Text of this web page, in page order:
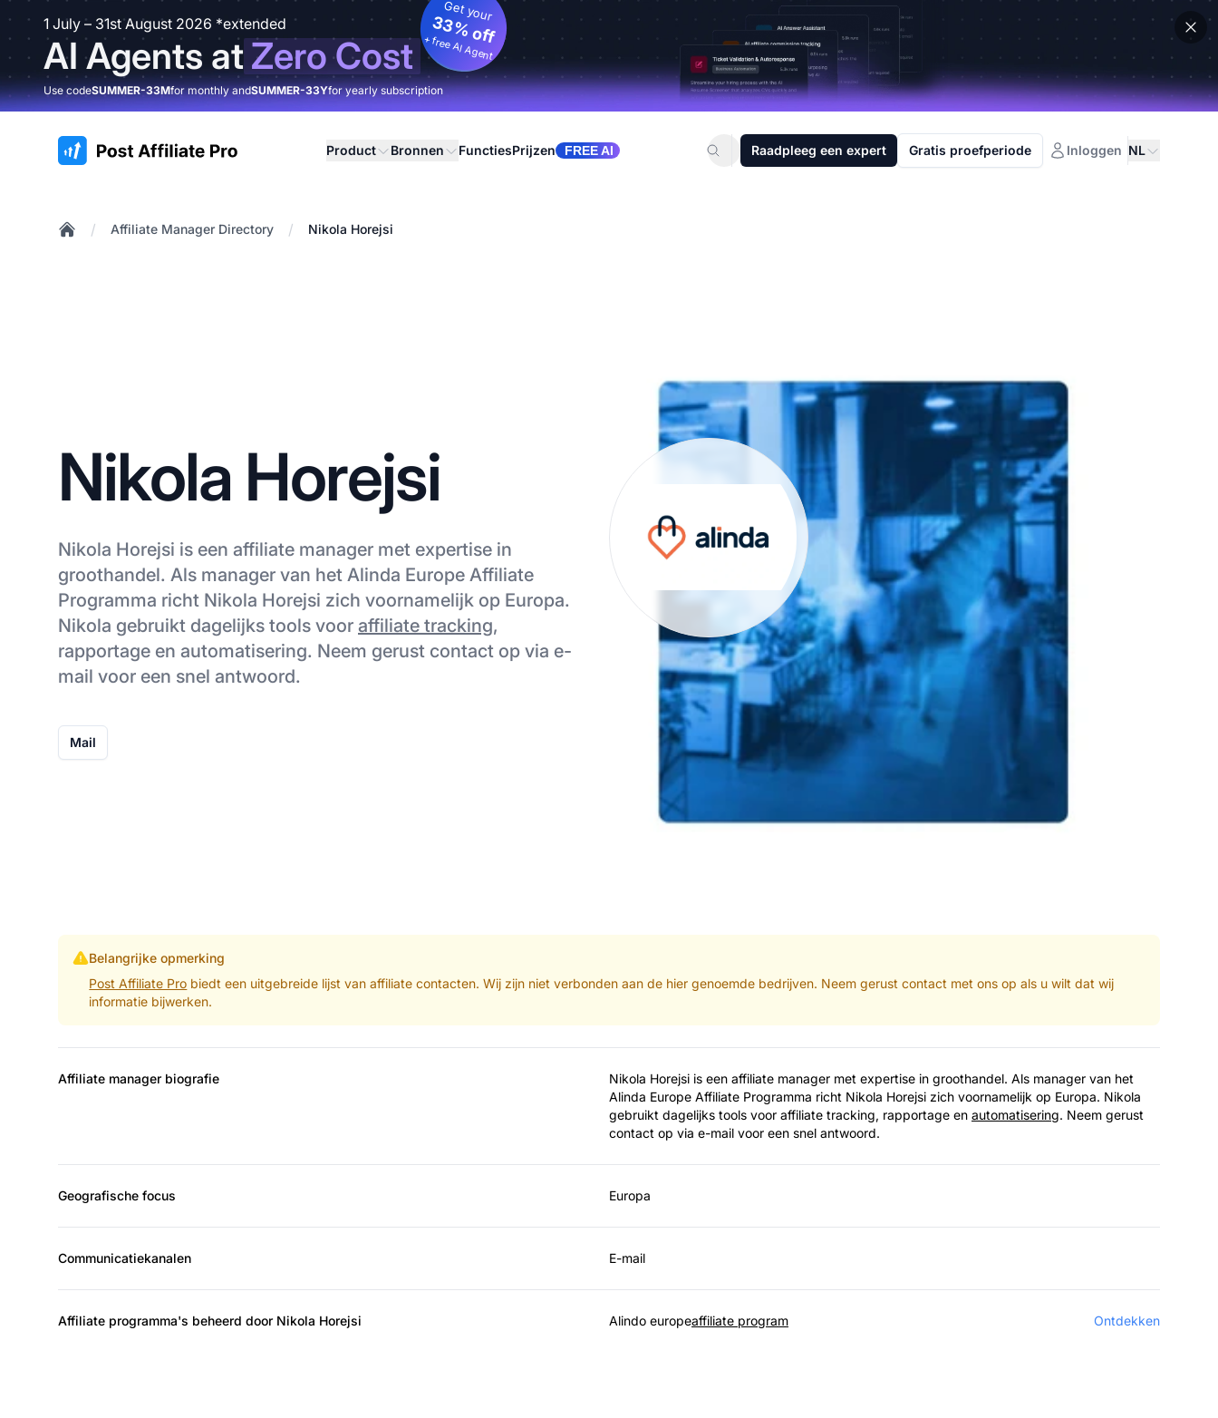
1 July – 31st August 2026 *extended
AI Agents atZero Cost
Get your
33% off
+ free AI Agent
Use codeSUMMER-33Mfor monthly andSUMMER-33Yfor yearly subscription
:site.title Product Bronnen FunctiesPrijzen FREE AI Raadpleeg een expert Gratis proefperiode Inloggen NL
/ Affiliate Manager Directory / Nikola Horejsi
Nikola Horejsi
Nikola Horejsi is een affiliate manager met expertise in
groothandel. Als manager van het Alinda Europe Affiliate
Programma richt Nikola Horejsi zich voornamelijk op Europa.
Nikola gebruikt dagelijks tools voor affiliate tracking,
rapportage en automatisering. Neem gerust contact op via e-
mail voor een snel antwoord.
Mail
Belangrijke opmerking
Post Affiliate Pro biedt een uitgebreide lijst van affiliate contacten. Wij zijn niet verbonden aan de hier genoemde bedrijven. Neem gerust contact met ons op als u wilt dat wij
informatie bijwerken.
Affiliate manager biografie
Nikola Horejsi is een affiliate manager met expertise in groothandel. Als manager van het
Alinda Europe Affiliate Programma richt Nikola Horejsi zich voornamelijk op Europa. Nikola
gebruikt dagelijks tools voor affiliate tracking, rapportage en automatisering. Neem gerust
contact op via e-mail voor een snel antwoord.
Geografische focus Europa
Communicatiekanalen E-mail
Affiliate programma's beheerd door Nikola Horejsi Alindo europeaffiliate program Ontdekken